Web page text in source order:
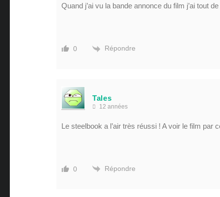
Quand j’ai vu la bande annonce du film j’ai tout
0 Répondre
Tales
12 années
Le steelbook a l’air très réussi ! A voir le film par
0 Répondre